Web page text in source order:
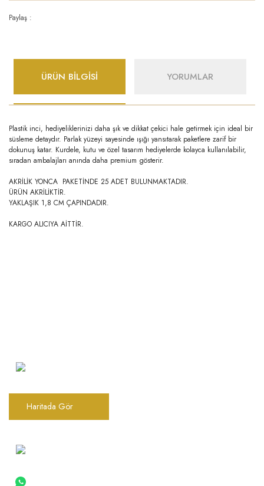
Paylaş :
ÜRÜN BİLGİSİ YORUMLAR
Plastik inci, hediyeliklerinizi daha şık ve dikkat çekici hale getirmek için ideal bir
süsleme detaydır. Parlak yüzeyi sayesinde ışığı yansıtarak paketlere zarif bir
dokunuş katar. Kurdele, kutu ve özel tasarım hediyelerde kolayca kullanılabilir,
sıradan ambalajları anında daha premium gösterir.
AKRİLİK YONCA PAKETİNDE 25 ADET BULUNMAKTADIR.
ÜRÜN AKRİLİKTİR.
YAKLAŞIK 1,8 CM ÇAPINDADIR.
KARGO ALICIYA AİTTİR.
Haritada Gör